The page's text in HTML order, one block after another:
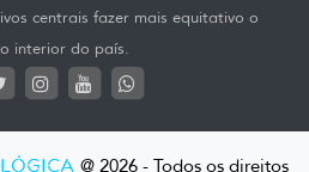
centrais fazer mais equitativo o
interior do país.
@ 2026 - Todos os direitos